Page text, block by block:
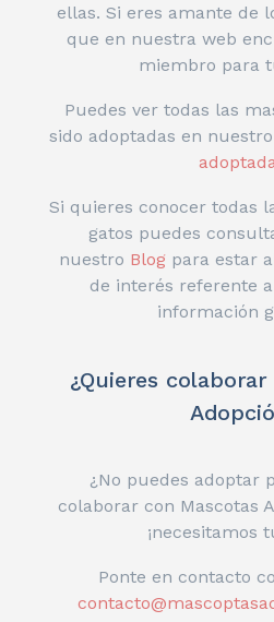
ellas. Si eres amante de
que en nuestra web
miembro para
Puedes ver todas las
sido adoptadas en
Si quieres conocer todas
gatos puedes
nuestro Blog para estar
de interés referente
información
¿Quieres
¿No puedes adoptar
colaborar con Mascotas
¡necesitamos
Ponte en contacto